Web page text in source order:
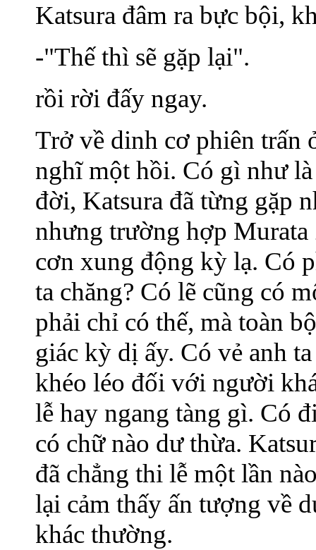
Katsura đâm ra bực bội,
-"Thế thì sẽ gặp lại".
rồi rời đấy ngay.
Trở về dinh cơ phiên trấn
nghĩ một hồi. Có gì như
đời, Katsura đã từng gặp
nhưng trường hợp
cơn xung động kỳ lạ. Có
ta chăng? Có lẽ cũng có
phải chỉ có thế, mà toàn
giác kỳ dị ấy. Có vẻ anh
khéo léo đối với người
lễ hay ngang tàng gì. Có
có chữ nào dư thừa.
đã chẳng thi lễ một lần
lại cảm thấy ấn tượng về
khác thường.